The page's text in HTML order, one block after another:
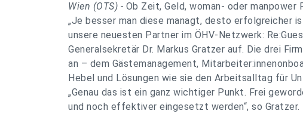
Wien (OTS) - Ob Zeit, Geld, woman- oder manpower
„Je besser man diese managt, desto erfolgreicher
unsere neuesten Partner im ÖHV-Netzwerk:
Generalsekretär Dr. Markus Gratzer auf. Die drei
an – dem Gästemanagement,
Hebel und Lösungen wie sie den Arbeitsalltag für
„Genau das ist ein ganz wichtiger Punkt. Frei
und noch effektiver eingesetzt werden“, so Gratzer.